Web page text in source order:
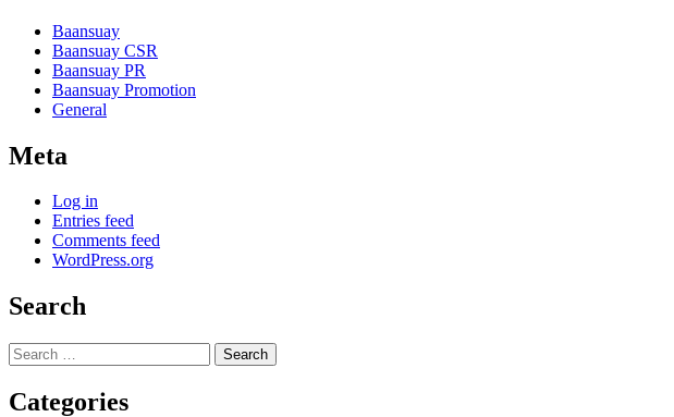
Baansuay
Baansuay CSR
Baansuay PR
Baansuay Promotion
General
Meta
Log in
Entries feed
Comments feed
WordPress.org
Search
Search
for:
Categories